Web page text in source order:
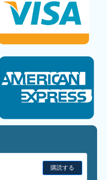
購読する